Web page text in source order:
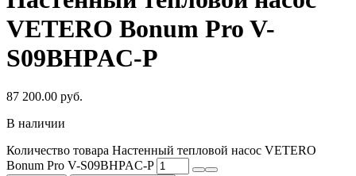
VETERO Bonum Pro V-
S09BHPAC-P
87 200.00 руб.
В наличии
Количество товара Настенный тепловой насос VETERO
Bonum Pro V-S09BHPAC-P